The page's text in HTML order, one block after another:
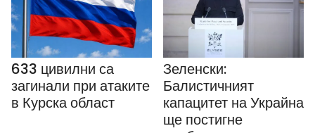
633 цивилни са
загинали при атаките
в Курска област
Зеленски:
Балистичният
капацитет на Украйна
ще постигне